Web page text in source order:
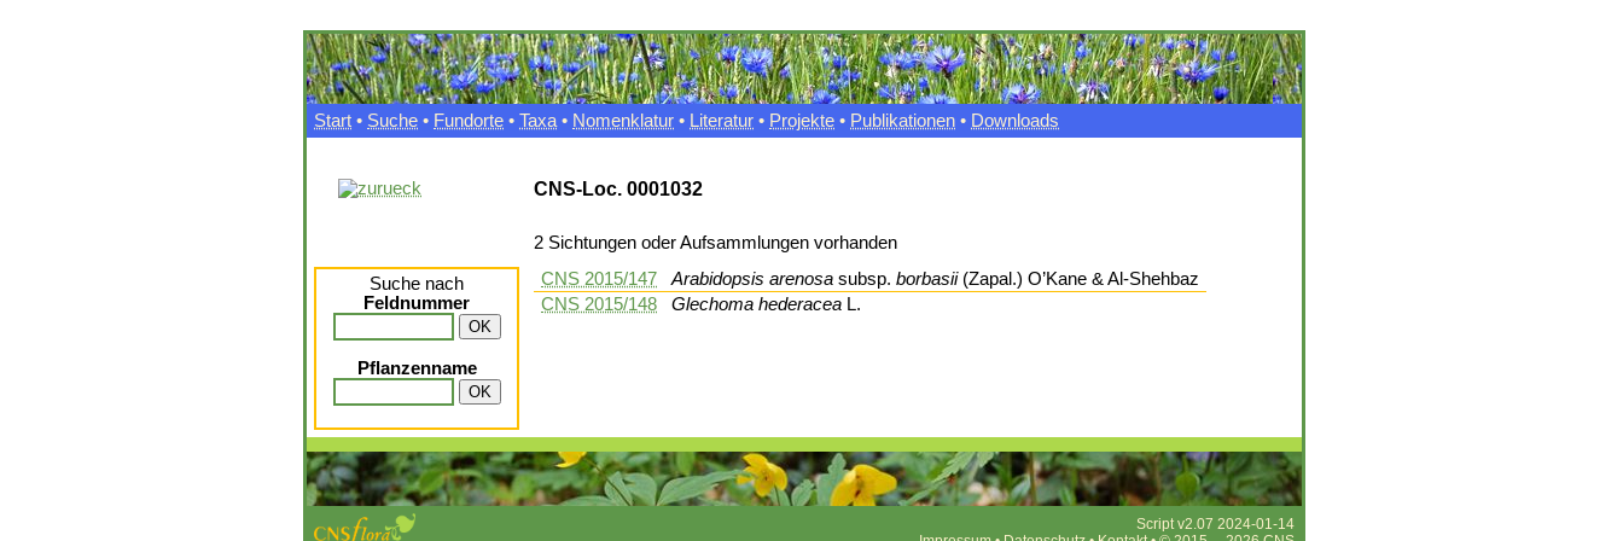
Start • Suche • Fundorte • Taxa • Nomenklatur • Literatur • Projekte • Publikationen • Downloads
CNS-Loc. 0001032
2 Sichtungen oder Aufsammlungen vorhanden
Suche nach
Feldnummer
Pflanzenname
CNS 2015/147 Arabidopsis arenosa subsp. borbasii(Zapal.) O’Kane & Al-Shehbaz
CNS 2015/148
Glechoma hederacea L.
Script v2.07 2024-01-14